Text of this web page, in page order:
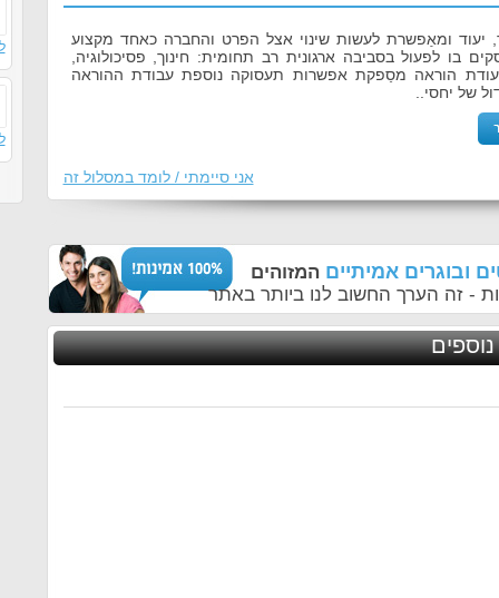
יעוד ומאַפשרת לעשות שינוי אצל הפרט והחברה כאחד מקצוע
בו לפעול בסביבה ארגונית רב תחומית: חינוך, פסיכולוגיה,
תעודת הוראה מסַפקת אפשרות תעסוקה נוספת עבודת ההוראה
של יחסי..
אני סיימתי / לומד במסלול זה
ובוגרים אמיתיים המזוהים
- זה הערך החשוב לנו ביותר באתר